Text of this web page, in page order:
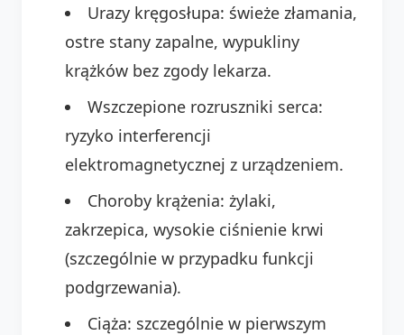
Urazy kręgosłupa: świeże złamania,
ostre stany zapalne, wypukliny
krążków bez zgody lekarza.
Wszczepione rozruszniki serca:
ryzyko interferencji
elektromagnetycznej z urządzeniem.
Choroby krążenia: żylaki,
zakrzepica, wysokie ciśnienie krwi
(szczególnie w przypadku funkcji
podgrzewania).
Ciąża: szczególnie w pierwszym